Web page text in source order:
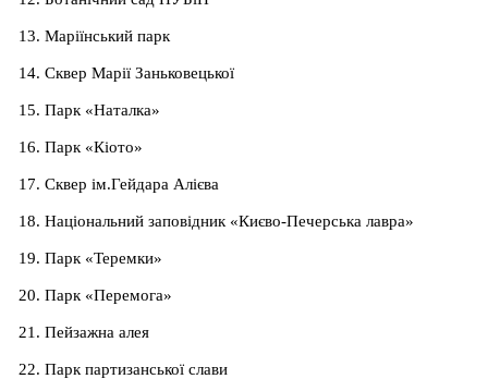
Маріїнський парк
Сквер Марії Заньковецької
Парк «Наталка»
Парк «Кіото»
Сквер ім.Гейдара Алієва
Національний заповідник «Києво-Печерська лавра»
Парк «Теремки»
Парк «Перемога»
Пейзажна алея
Парк партизанської слави